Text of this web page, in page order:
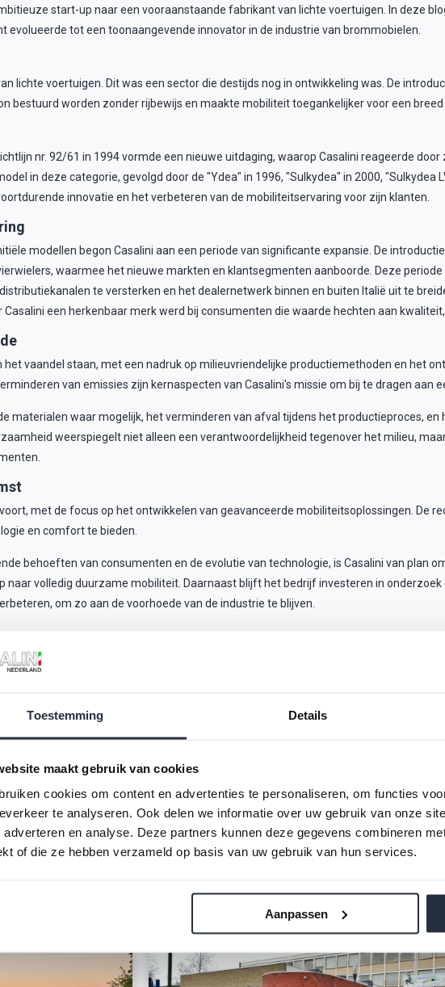
Toestemming Details
maakt gebruik van cookies
cookies om content en advertenties te personaliseren, om functies
te analyseren. Ook delen we informatie over uw gebruik van onze
adverteren en analyse. Deze partners kunnen deze gegevens combineren
of die ze hebben verzameld op basis van uw gebruik van hun services.
Aanpassen
start-up naar een vooraanstaande fabrikant van lichte voertuigen. In deze
evolueerde tot een toonaangevende innovator in de industrie van brommobielen.
lichte voertuigen. Dit was een sector die destijds nog in ontwikkeling was. De
bestuurd worden zonder rijbewijs en maakte mobiliteit toegankelijker voor een breed
nr. 92/61 in 1994 vormde een nieuwe uitdaging, waarop Casalini reageerde
in deze categorie, gevolgd door de "Ydea" in 1996, "Sulkydea" in 2000, "Sulkydea
innovatie en het verbeteren van de mobiliteitservaring voor zijn klanten.
modellen begon Casalini aan een periode van significante expansie. De
waarmee het nieuwe markten en klantsegmenten aanboorde. Deze
te versterken en het dealernetwerk binnen en buiten Italië uit te
een herkenbaar merk werd bij consumenten die waarde hechten aan
vaandel staan, met een nadruk op milieuvriendelijke productiemethoden en het
van emissies zijn kernaspecten van Casalini's missie om bij te dragen aan
materialen waar mogelijk, het verminderen van afval tijdens het productieproces,
weerspiegelt niet alleen een verantwoordelijkheid tegenover het milieu,
met de focus op het ontwikkelen van geavanceerde mobiliteitsoplossingen. De
en comfort te bieden.
behoeften van consumenten en de evolutie van technologie, is Casalini van plan
naar volledig duurzame mobiliteit. Daarnaast blijft het bedrijf investeren in
om zo aan de voorhoede van de industrie te blijven.
verder dan alleen het aanbieden van brommobielen. Het bedrijf heeft een
mensen denken over en gebruik maken van persoonlijke vervoermiddelen
klanttevredenheid heeft geresulteerd in een loyale klantenbasis en erkenning
het bedrijf gevormd, maar ook de gemeenschappen waarin het actief is, positief
over Casalini's rijke geschiedenis en het huidige aanbod aan innovatieve
contact op met ons deskundige team voor meer informatie over ons assortiment